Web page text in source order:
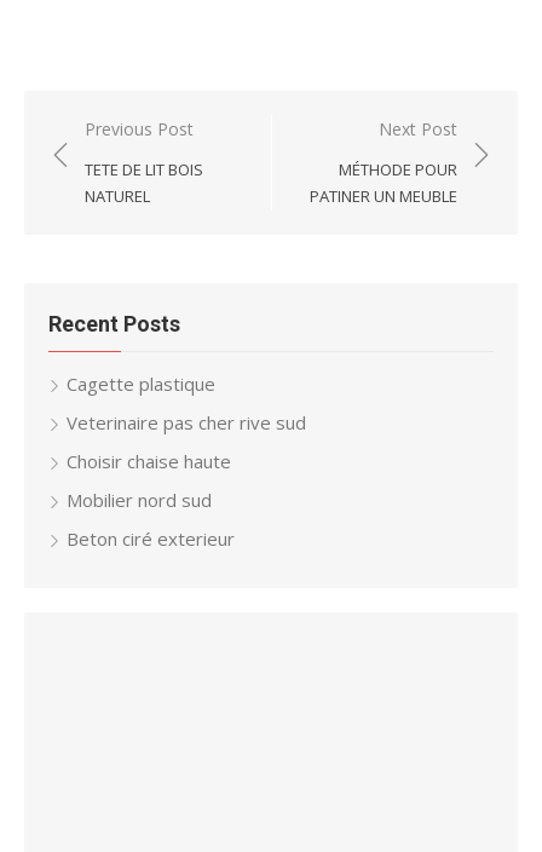
Post
navigation
Previous Post
TETE DE LIT BOIS
NATUREL
Next Post
MÉTHODE POUR
PATINER UN MEUBLE
Recent Posts
Cagette plastique
Veterinaire pas cher rive sud
Choisir chaise haute
Mobilier nord sud
Beton ciré exterieur